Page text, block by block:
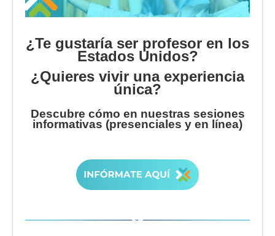
¿Te gustaría ser profesor en los
Estados Unidos?
¿Quieres vivir una experiencia
única?
Descubre cómo en nuestras sesiones
informativas (presenciales y en línea)